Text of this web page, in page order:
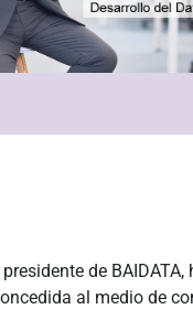
de
al medio de